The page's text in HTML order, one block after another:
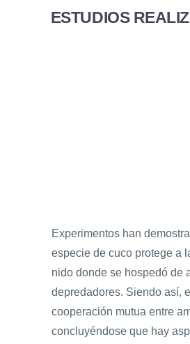
ESTUDIOS
Experimentos han
especie de cuco protege a
nido donde se hospedó de
depredadores. Siendo así,
cooperación mutua entre
concluyéndose que hay